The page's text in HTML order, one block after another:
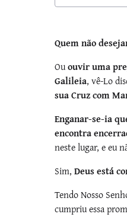
Quem não
Ououvir uma
Galileia, vê-Lo
sua Cruz com
Enganar-se-ia
encontra
neste lugar, e eu
Sim, Deus está
Tendo Nosso
cumpriu essa